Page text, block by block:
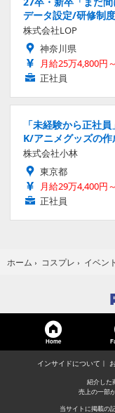
データ設定/研修制
株式会社LOP
神奈川県
月給25万4,800円
正社員
「未経験から正社
K/アニメグッズの
株式会社小林
東京都
月給29万4,400円
正社員
ホーム › コスプレ › イベント
Home
インサイドについて
紹介した
売上の一部
当サイトに掲載の